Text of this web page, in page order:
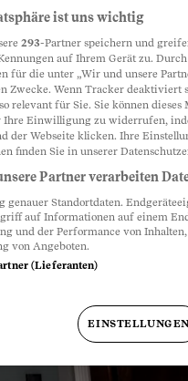
anonym
rechnen, dass
ändern.
Uhr
ist uns wichtig
293-Partner speichern und
auf Ihrem Gerät zu.
für die unter „Wir und unsere
Zwecke. Wenn Tracker deaktiviert
relevant für Sie. Sie können
Ihre Einwilligung zu widerrufen,
der Webseite klicken. Ihre
finden Sie in unserer
Partner verarbeiten
genauer Standortdaten.
auf Informationen auf einem
und der Performance von
von Angeboten.
(Lieferanten)
EINSTELLUNGEN